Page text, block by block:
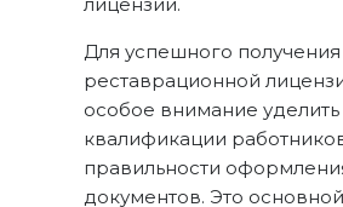
Для успешного получения
реставрационной
особое внимание уделить
квалификации
правильности
документов. Это